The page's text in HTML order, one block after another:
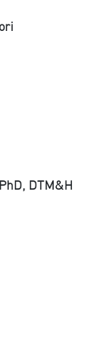
DTM&H